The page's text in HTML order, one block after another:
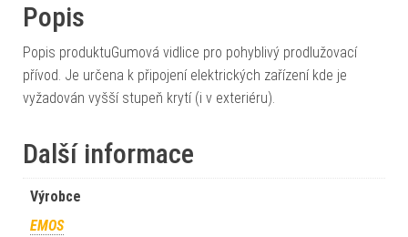
Popis
Popis produktuGumová vidlice pro pohyblivý prodlužovací
přívod. Je určena k připojení elektrických zařízení kde je
vyžadován vyšší stupeň krytí (i v exteriéru).
Další informace
Výrobce
EMOS